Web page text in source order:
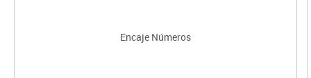
Encaje Números